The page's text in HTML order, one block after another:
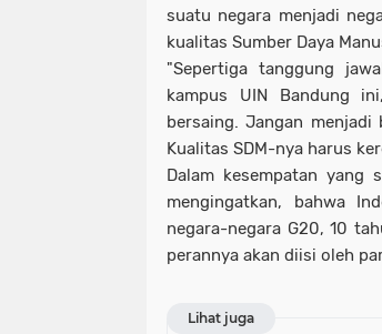
suatu negara menjadi
kualitas Sumber Daya
"Sepertiga tanggung
kampus UIN Bandung
bersaing. Jangan menjadi
Kualitas SDM-nya harus
Dalam kesempatan yang
mengingatkan, bahwa
negara-negara G20, 10
perannya akan diisi oleh
Lihat juga